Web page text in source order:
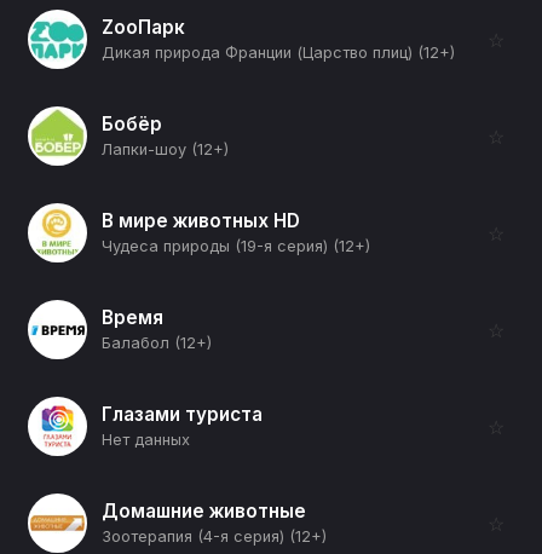
ZooПарк
Дикая природа Франции (Царство плиц) (12+)
☆
Бобёр
Лапки-шоу (12+)
☆
В мире животных HD
Чудеса природы (19-я серия) (12+)
☆
Время
Балабол (12+)
☆
Глазами туриста
Нет данных
☆
Домашние животные
Зоотерапия (4-я серия) (12+)
☆